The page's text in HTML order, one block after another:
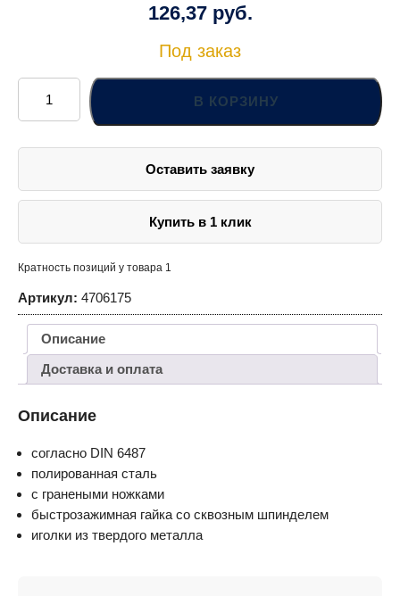
126,37 руб.
Под заказ
Количество
товара
Циркуль-
измеритель
В КОРЗИНУ
Оставить заявку
Купить в 1 клик
Кратность позиций у товара 1
Артикул: 4706175
Описание
Доставка и оплата
Описание
согласно DIN 6487
полированная сталь
с гранеными ножками
быстрозажимная гайка со сквозным шпинделем
иголки из твердого металла